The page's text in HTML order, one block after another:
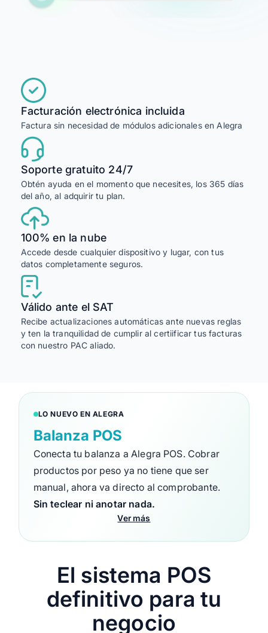
Facturación electrónica incluida
Factura sin necesidad de módulos adicionales en Alegra
Soporte gratuito 24/7
Obtén ayuda en el momento que necesites, los 365 días
del año, al adquirir tu plan.
100% en la nube
Accede desde cualquier dispositivo y lugar, con tus
datos completamente seguros.
Válido ante el SAT
Recibe actualizaciones automáticas ante nuevas reglas
y ten la tranquilidad de cumplir al certiificar tus facturas
con nuestro PAC aliado.
LO NUEVO EN ALEGRA
Balanza POS
Conecta tu balanza a Alegra POS. Cobrar
productos por peso ya no tiene que ser
manual, ahora va directo al comprobante.
Sin teclear ni anotar nada.
Ver más
El sistema POS
definitivo para tu
negocio